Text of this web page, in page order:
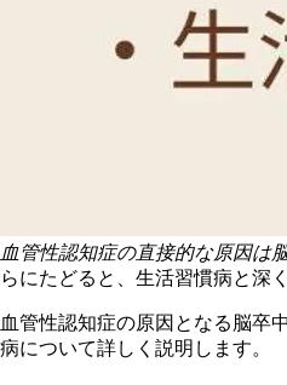
血管性認知症の直接的な原因は
らにたどると、生活習慣病と深
血管性認知症の原因となる脳卒
病について詳しく説明します。